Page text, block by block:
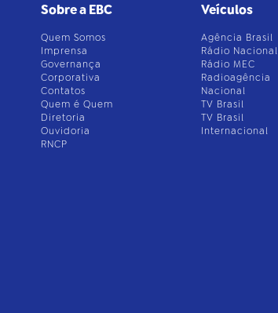
Sobre a EBC
Quem Somos
Imprensa
Governança
Corporativa
Contatos
Quem é Quem
Diretoria
Ouvidoria
RNCP
Veículos
Agência Brasil
Rádio Nacional
Rádio MEC
Radioagência
Nacional
TV Brasil
TV Brasil
Internacional